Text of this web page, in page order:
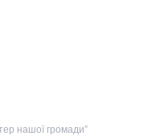
нашої громади”